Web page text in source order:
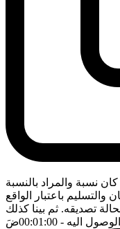
نسبة والمراد بالنسبة
والتسليم باعتبار الواقع
تصديقه. ثم بينا كذلك
اليه - 00:01:00 ضَ